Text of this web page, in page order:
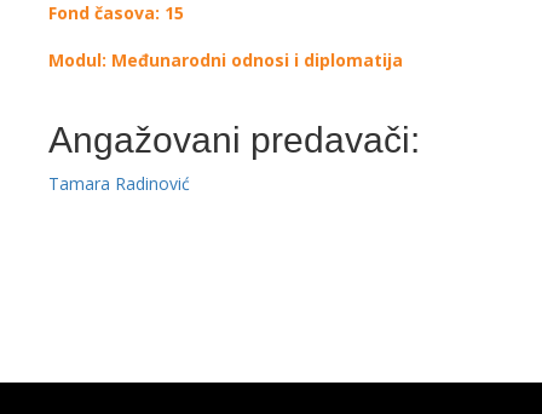
Fond časova: 15
Modul: Međunarodni odnosi i diplomatija
Angažovani predavači:
Tamara Radinović